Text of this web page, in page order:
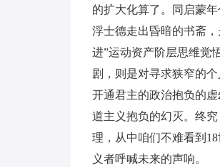
的扩大化算了。同启蒙
浮士德走出昏暗的书斋
进”运动资产阶层思维觉
剧，则是对寻求狭窄的
开通君主的政治抱负的
道主义抱负的幻灭。终
理，从中咱们不难看到
义者呼喊未来的声响。